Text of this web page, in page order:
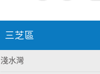
三芝區
淺水灣